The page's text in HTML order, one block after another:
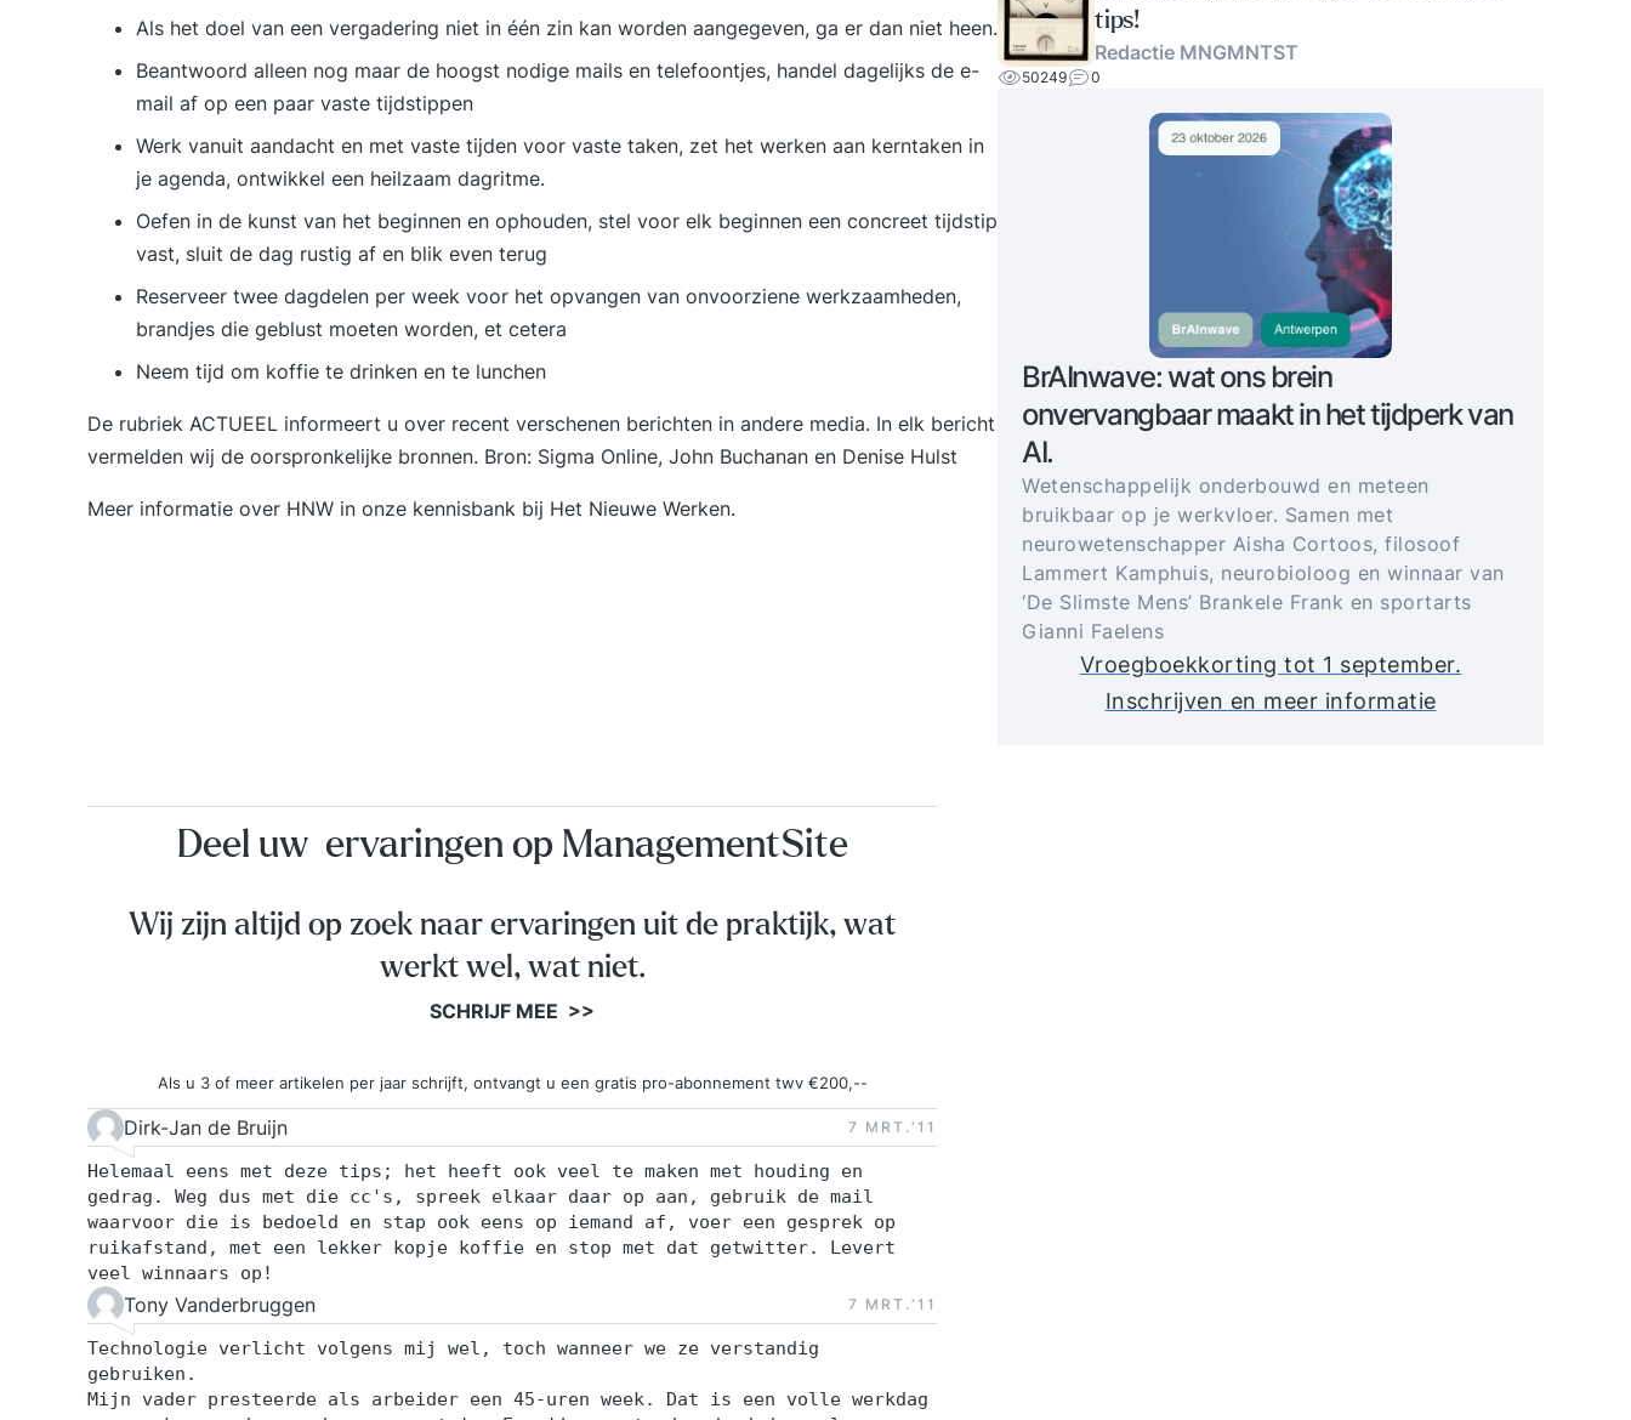
Als het doel van een vergadering niet in één zin kan worden aangegeven, ga er dan niet heen.
Beantwoord alleen nog maar de hoogst nodige mails en telefoontjes, handel dagelijks de e-
mail af op een paar vaste tijdstippen
Werk vanuit aandacht en met vaste tijden voor vaste taken, zet het werken aan kerntaken in
je agenda, ontwikkel een heilzaam dagritme.
Oefen in de kunst van het beginnen en ophouden, stel voor elk beginnen een concreet tijdstip
vast, sluit de dag rustig af en blik even terug
Reserveer twee dagdelen per week voor het opvangen van onvoorziene werkzaamheden,
brandjes die geblust moeten worden, et cetera
Neem tijd om koffie te drinken en te lunchen
De rubriek ACTUEEL informeert u over recent verschenen berichten in andere media. In elk bericht
vermelden wij de oorspronkelijke bronnen. Bron: Sigma Online, John Buchanan en Denise Hulst
Meer informatie over HNW in onze kennisbank bij Het Nieuwe Werken.
tips!
Redactie MNGMNTST
50249 0
BrAInwave: wat ons brein
onvervangbaar maakt in het tijdperk van
AI.
Wetenschappelijk onderbouwd en meteen
bruikbaar op je werkvloer. Samen met
neurowetenschapper Aisha Cortoos, filosoof
Lammert Kamphuis, neurobioloog en winnaar van
‘De Slimste Mens’ Brankele Frank en sportarts
Gianni Faelens
Vroegboekkorting tot 1 september.
Inschrijven en meer informatie
Deel uw ervaringen op ManagementSite
Wij zijn altijd op zoek naar ervaringen uit de praktijk, wat
werkt wel, wat niet.
SCHRIJF MEE >>
Als u 3 of meer artikelen per jaar schrijft, ontvangt u een gratis pro-abonnement twv €200,--
Dirk-Jan de Bruijn 7 MRT.‘11
Helemaal eens met deze tips; het heeft ook veel te maken met houding en
gedrag. Weg dus met die cc's, spreek elkaar daar op aan, gebruik de mail
waarvoor die is bedoeld en stap ook eens op iemand af, voer een gesprek op
ruikafstand, met een lekker kopje koffie en stop met dat getwitter. Levert
veel winnaars op!
Tony Vanderbruggen 7 MRT.‘11
Technologie verlicht volgens mij wel, toch wanneer we ze verstandig
gebruiken.
Mijn vader presteerde als arbeider een 45-uren week. Dat is een volle werkdag